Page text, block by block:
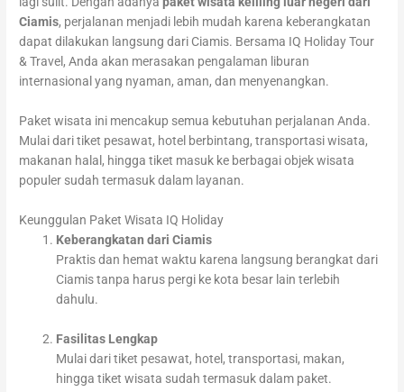
Ciamis, perjalanan menjadi lebih mudah karena keberangkatan
dapat dilakukan langsung dari Ciamis. Bersama IQ Holiday Tour
& Travel, Anda akan merasakan pengalaman liburan
internasional yang nyaman, aman, dan menyenangkan.
Paket wisata ini mencakup semua kebutuhan perjalanan Anda.
Mulai dari tiket pesawat, hotel berbintang, transportasi wisata,
makanan halal, hingga tiket masuk ke berbagai objek wisata
populer sudah termasuk dalam layanan.
Keunggulan Paket Wisata IQ Holiday
Keberangkatan dari Ciamis
Praktis dan hemat waktu karena langsung berangkat dari
Ciamis tanpa harus pergi ke kota besar lain terlebih
dahulu.
Fasilitas Lengkap
Mulai dari tiket pesawat, hotel, transportasi, makan,
hingga tiket wisata sudah termasuk dalam paket.